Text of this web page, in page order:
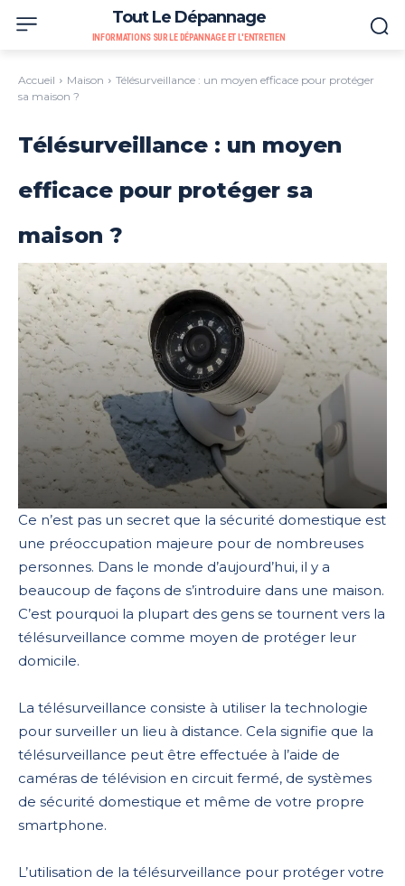
Tout Le Dépannage
INFORMATIONS SUR LE DÉPANNAGE ET L'ENTRETIEN
Accueil Maison
Télésurveillance : un moyen efficace pour protéger
sa maison ?
Télésurveillance : un moyen
efficace pour protéger sa
maison ?
Ce n’est pas un secret que la sécurité domestique est
une préoccupation majeure pour de nombreuses
personnes. Dans le monde d’aujourd’hui, il y a
beaucoup de façons de s’introduire dans une maison.
C’est pourquoi la plupart des gens se tournent vers la
télésurveillance comme moyen de protéger leur
domicile.
La télésurveillance consiste à utiliser la technologie
pour surveiller un lieu à distance. Cela signifie que la
télésurveillance peut être effectuée à l’aide de
caméras de télévision en circuit fermé, de systèmes
de sécurité domestique et même de votre propre
smartphone.
L’utilisation de la télésurveillance pour protéger votre